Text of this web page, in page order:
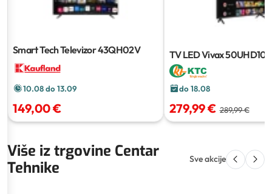
Smart Tech Televizor 43QH02V
10.08 do 13.09
149,00 €
TV LED Vivax
do 18.08
279,99 € 289,99 €
Više iz trgovine Centar
Tehnike
Sve akcije